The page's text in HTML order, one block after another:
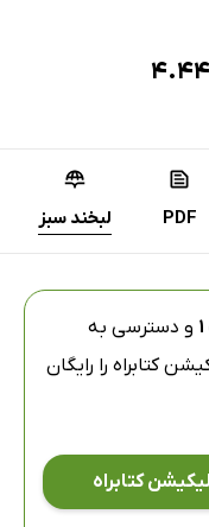
۴.۴۴
PDF لبخند سبز
و دسترسی به
کتابراه را رایگان
کتابراه